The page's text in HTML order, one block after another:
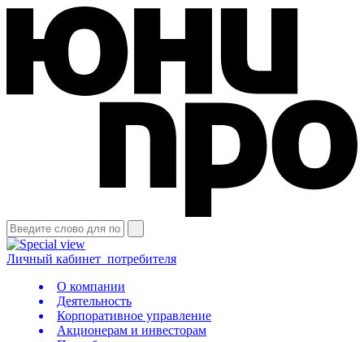
Личный кабинет потребителя
О компании
Деятельность
Корпоративное управление
Акционерам и инвесторам